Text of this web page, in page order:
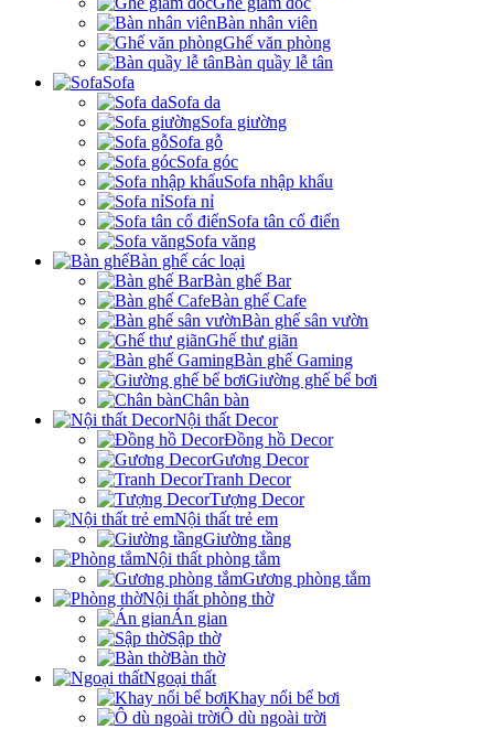
Bàn nhân viên
Ghế văn phòng
Bàn quầy lễ tân
Sofa
Sofa da
Sofa giường
Sofa gỗ
Sofa góc
Sofa nhập khẩu
Sofa nỉ
Sofa tân cổ điển
Sofa văng
Bàn ghế các loại
Bàn ghế Bar
Bàn ghế Cafe
Bàn ghế sân vườn
Ghế thư giãn
Bàn ghế Gaming
Giường ghế bể bơi
Chân bàn
Nội thất Decor
Đồng hồ Decor
Gương Decor
Tranh Decor
Tượng Decor
Nội thất trẻ em
Giường tầng
Nội thất phòng tắm
Gương phòng tắm
Nội thất phòng thờ
Án gian
Sập thờ
Bàn thờ
Ngoại thất
Khay nổi bể bơi
Ô dù ngoài trời